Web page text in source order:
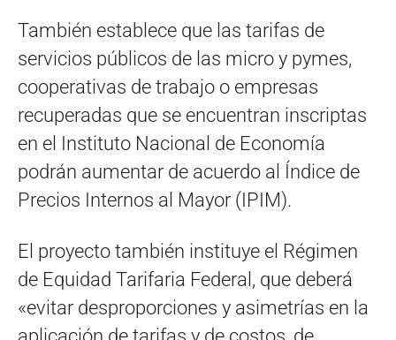
También establece que las tarifas de
servicios públicos de las micro y pymes,
cooperativas de trabajo o empresas
recuperadas que se encuentran inscriptas
en el Instituto Nacional de Economía
podrán aumentar de acuerdo al Índice de
Precios Internos al Mayor (IPIM).
El proyecto también instituye el Régimen
de Equidad Tarifaria Federal, que deberá
«evitar desproporciones y asimetrías en la